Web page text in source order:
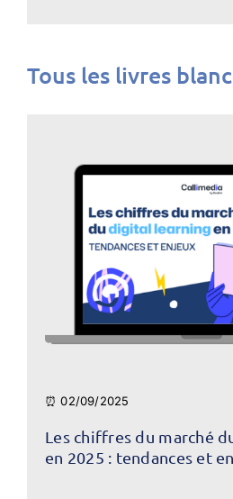
Tous les livres
⏰ 02/09/2025
Les chiffres du marché
en 2025 : tendances et